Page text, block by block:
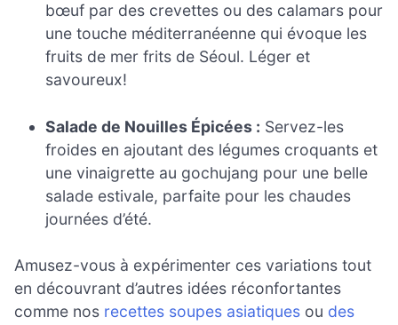
bœuf par des crevettes ou des calamars pour
une touche méditerranéenne qui évoque les
fruits de mer frits de Séoul. Léger et
savoureux!
Salade de Nouilles Épicées : Servez-les
froides en ajoutant des légumes croquants et
une vinaigrette au gochujang pour une belle
salade estivale, parfaite pour les chaudes
journées d’été.
Amusez-vous à expérimenter ces variations tout
en découvrant d’autres idées réconfortantes
comme nos recettes soupes asiatiques ou des